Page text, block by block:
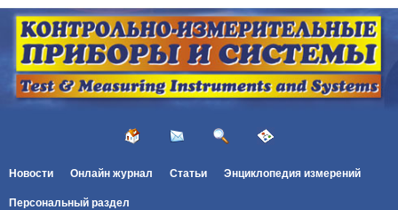
Новости Онлайн журнал Статьи Энциклопедия измерений
Персональный раздел